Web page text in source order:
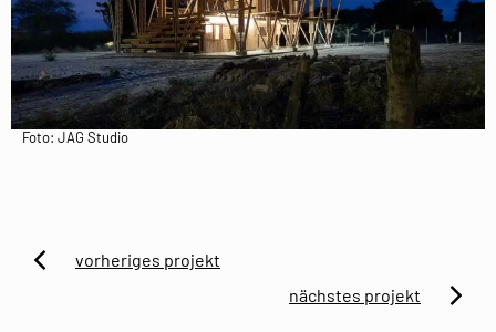
Foto: JAG Studio
vorheriges projekt
zum
nächstes projekt
zum